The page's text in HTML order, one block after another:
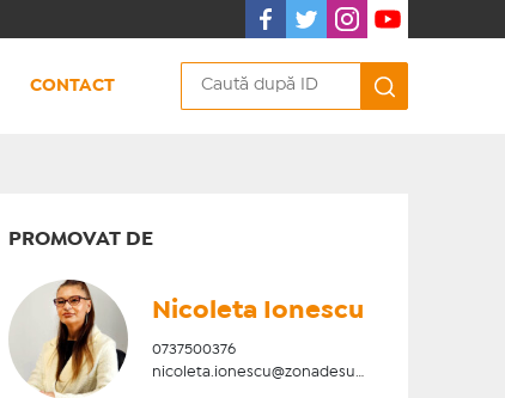
CONTACT
PROMOVAT DE
Nicoleta Ionescu
0737500376